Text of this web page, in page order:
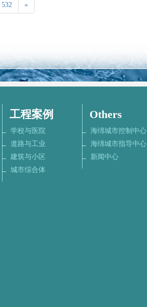
532 »
工程案例
学校与医院
道路与工业
建筑与小区
城市综合体
Others
海绵城市控制中心
海绵城市指导中心
新闻中心